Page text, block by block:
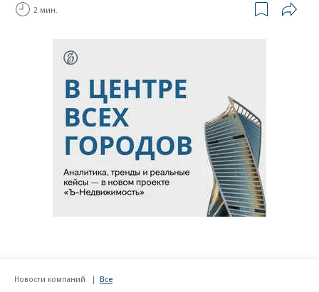
2 мин.
Новости компаний Все